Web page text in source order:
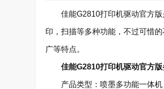
佳能G2810打印机驱动官方版
印，扫描等多种功能，不过可惜
广等特点。
佳能G2810打印机驱动官方版
产品类型：喷墨多功能一体机